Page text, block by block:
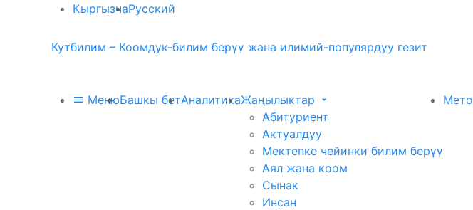
КыргызчаРусский
Кутбилим – Коомдук-билим берүү жана илимий-популярдуу гезит
МенюБашкы бетАналитикаЖаңылыктар
Абитуриент
Актуалдуу
Мектепке чейинки билим берүү
Аял жана коом
Сынак
Инсан